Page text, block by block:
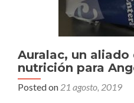
Auralac, un aliado
nutrición para
Posted on 21 agosto, 2019